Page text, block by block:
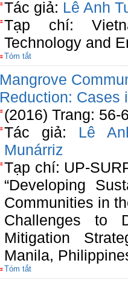
Tác giả: Lê Anh
Tạp chí:
Technology and
Tóm tắt
Mangrove
Reduction: Cases
(2016) Trang: 56-
Tác giả: Lê
Munárriz
Tạp chí: UP-
“Developing
Communities in
Challenges to
Mitigation
Manila,
Tóm tắt